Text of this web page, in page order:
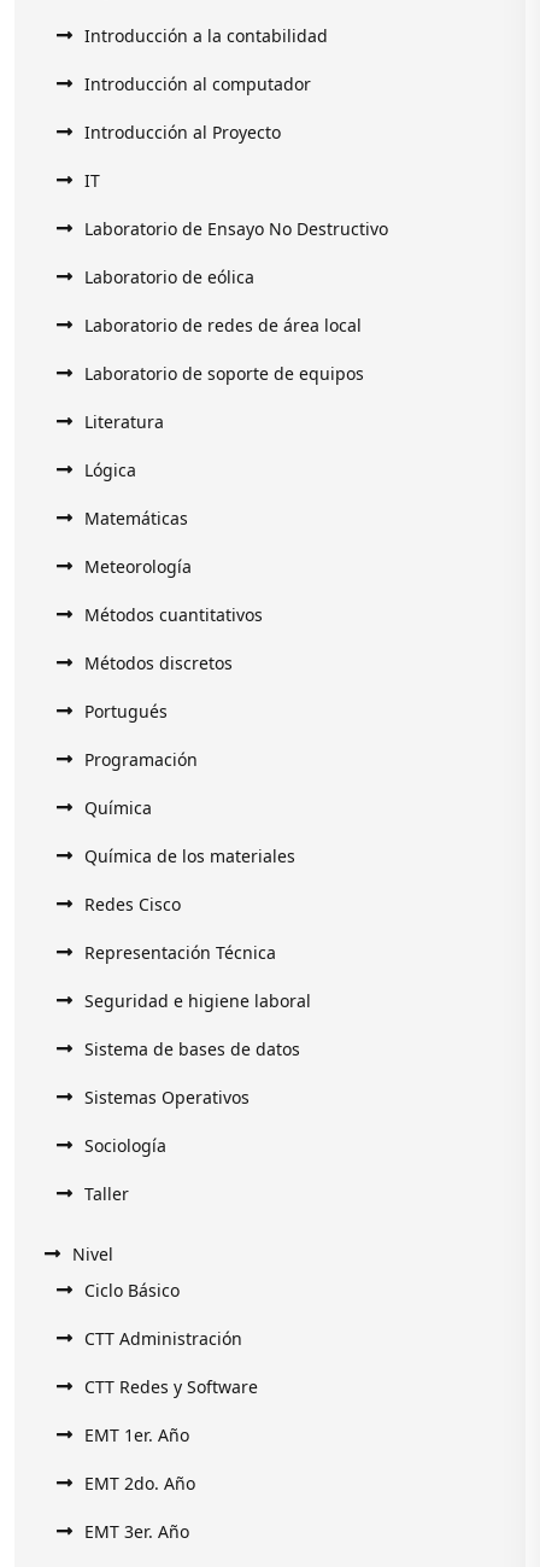
Introducción a la contabilidad
Introducción al computador
Introducción al Proyecto
IT
Laboratorio de Ensayo No Destructivo
Laboratorio de eólica
Laboratorio de redes de área local
Laboratorio de soporte de equipos
Literatura
Lógica
Matemáticas
Meteorología
Métodos cuantitativos
Métodos discretos
Portugués
Programación
Química
Química de los materiales
Redes Cisco
Representación Técnica
Seguridad e higiene laboral
Sistema de bases de datos
Sistemas Operativos
Sociología
Taller
Nivel
Ciclo Básico
CTT Administración
CTT Redes y Software
EMT 1er. Año
EMT 2do. Año
EMT 3er. Año